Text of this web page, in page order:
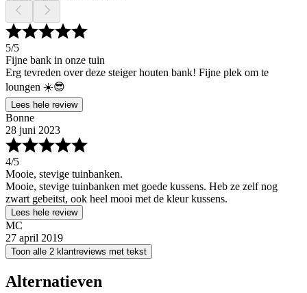
5/5
Fijne bank in onze tuin
Erg tevreden over deze steiger houten bank! Fijne plek om te
loungen ☀️😎
Lees hele review
Bonne
28 juni 2023
4/5
Mooie, stevige tuinbanken.
Mooie, stevige tuinbanken met goede kussens. Heb ze zelf nog
zwart gebeitst, ook heel mooi met de kleur kussens.
Lees hele review
MC
27 april 2019
Toon alle 2 klantreviews met tekst
Alternatieven